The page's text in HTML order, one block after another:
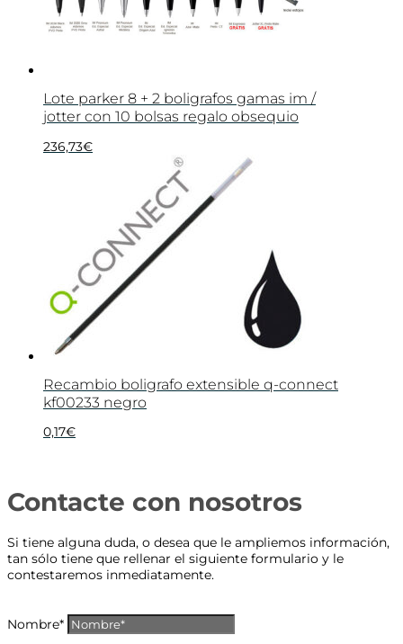
Lote parker 8 + 2 boligrafos gamas im /
jotter con 10 bolsas regalo obsequio
236,73€
Recambio boligrafo extensible q-connect
kf00233 negro
0,17€
Contacte con nosotros
Si tiene alguna duda, o desea que le ampliemos información,
tan sólo tiene que rellenar el siguiente formulario y le
contestaremos inmediatamente.
Nombre*